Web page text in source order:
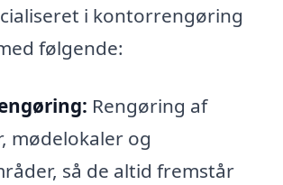
i kontorrengøring
følgende:
Rengøring af
mødelokaler og
så de altid fremstår